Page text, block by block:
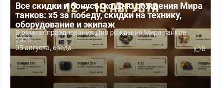
Все скидки и бонусы ко Дню рождения Мира
танков: x5 за победу, скидки на технику,
оборудование и экипаж
В рамках празднования Дня рождения Мира танков
2026...
05 августа, среда
8